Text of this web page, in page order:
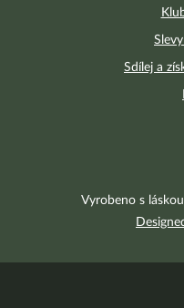
Sdílej a
Vyrobeno s